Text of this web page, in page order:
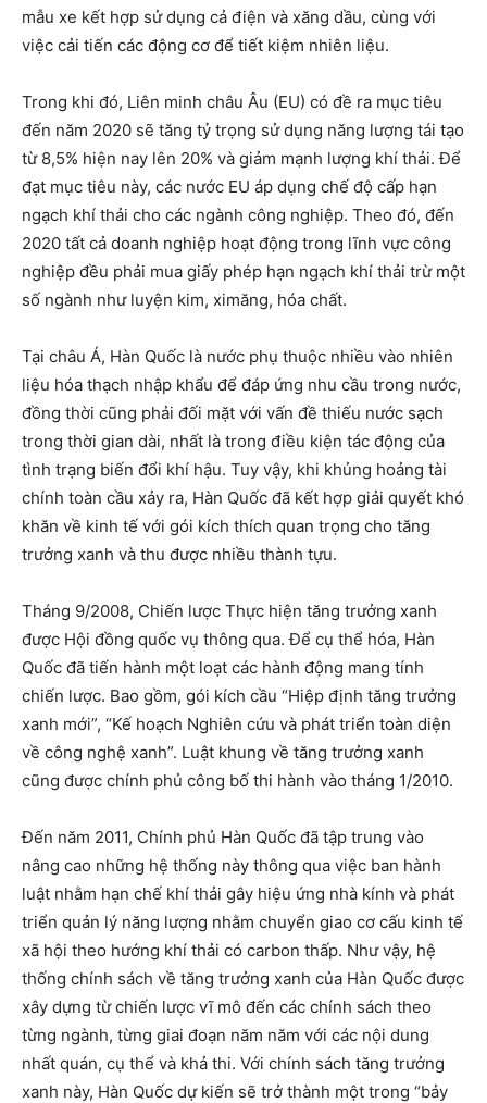
mẫu xe kết hợp sử dụng cả điện và xăng dầu, cùng với
việc cải tiến các động cơ để tiết kiệm nhiên liệu.
Trong khi đó, Liên minh châu Âu (EU) có đề ra mục tiêu
đến năm 2020 sẽ tăng tỷ trọng sử dụng năng lượng tái tạo
từ 8,5% hiện nay lên 20% và giảm mạnh lượng khí thải. Để
đạt mục tiêu này, các nước EU áp dụng chế độ cấp hạn
ngạch khí thải cho các ngành công nghiệp. Theo đó, đến
2020 tất cả doanh nghiệp hoạt động trong lĩnh vực công
nghiệp đều phải mua giấy phép hạn ngạch khí thải trừ một
số ngành như luyện kim, ximăng, hóa chất.
Tại châu Á, Hàn Quốc là nước phụ thuộc nhiều vào nhiên
liệu hóa thạch nhập khẩu để đáp ứng nhu cầu trong nước,
đồng thời cũng phải đối mặt với vấn đề thiếu nước sạch
trong thời gian dài, nhất là trong điều kiện tác động của
tình trạng biến đổi khí hậu. Tuy vậy, khi khủng hoảng tài
chính toàn cầu xảy ra, Hàn Quốc đã kết hợp giải quyết khó
khăn về kinh tế với gói kích thích quan trọng cho tăng
trưởng xanh và thu được nhiều thành tựu.
Tháng 9/2008, Chiến lược Thực hiện tăng trưởng xanh
được Hội đồng quốc vụ thông qua. Để cụ thể hóa, Hàn
Quốc đã tiến hành một loạt các hành động mang tính
chiến lược. Bao gồm, gói kích cầu “Hiệp định tăng trưởng
xanh mới”, “Kế hoạch Nghiên cứu và phát triển toàn diện
về công nghệ xanh”. Luật khung về tăng trưởng xanh
cũng được chính phủ công bố thi hành vào tháng 1/2010.
Đến năm 2011, Chính phủ Hàn Quốc đã tập trung vào
nâng cao những hệ thống này thông qua việc ban hành
luật nhằm hạn chế khí thải gây hiệu ứng nhà kính và phát
triển quản lý năng lượng nhằm chuyển giao cơ cấu kinh tế
xã hội theo hướng khí thải có carbon thấp. Như vậy, hệ
thống chính sách về tăng trưởng xanh của Hàn Quốc được
xây dựng từ chiến lược vĩ mô đến các chính sách theo
từng ngành, từng giai đoạn năm năm với các nội dung
nhất quán, cụ thể và khả thi. Với chính sách tăng trưởng
xanh này, Hàn Quốc dự kiến sẽ trở thành một trong “bảy